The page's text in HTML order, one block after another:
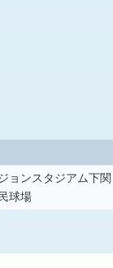
ョンスタジアム下関
球場